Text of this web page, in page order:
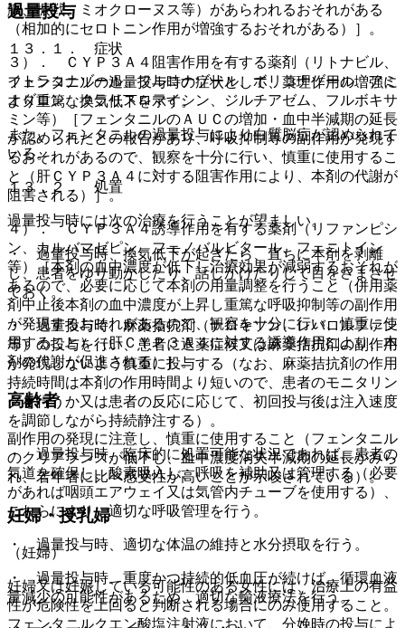
過量投与
１３．１． 症状
フェンタニルの過量投与時の症状として、薬理作用の増強に
より重篤な換気低下を示す。
また、フェンタニルの過量投与により白質脳症が認められて
いる。
１３．２． 処置
過量投与時には次の治療を行うことが望ましい。
・ 過量投与時、換気低下が起きたら、直ちに本剤を剥離
し、患者をゆり動かしたり、話しかけたりして目をさまさせ
ておく。
・ 過量投与時、麻薬拮抗剤（ナロキソン、レバロルファン
等）の投与を行い、患者に退薬症候又は麻薬拮抗剤の副作用
が発現しないよう慎重に投与する（なお、麻薬拮抗剤の作用
持続時間は本剤の作用時間より短いので、患者のモニタリン
グを行うか又は患者の反応に応じて、初回投与後は注入速度
を調節しながら持続静注する）。
・ 過量投与時、臨床的に処置可能な状況であれば、患者の
気道を確保し、酸素吸入し、呼吸を補助又は管理する（必要
があれば咽頭エアウェイ又は気管内チューブを使用する）、
これらにより、適切な呼吸管理を行う。
・ 過量投与時、適切な体温の維持と水分摂取を行う。
・ 過量投与時、重度かつ持続的低血圧が続けば、循環血液
量減少の可能性があるため、適切な輸液療法を行う。
脈、振戦、ミオクローヌス等）があらわれるおそれがある
（相加的にセロトニン作用が増強するおそれがある）］。
３）． ＣＹＰ３Ａ４阻害作用を有する薬剤（リトナビル、
イトラコナゾール、フルコナゾール、ボリコナゾール、アミ
オダロン、クラリスロマイシン、ジルチアゼム、フルボキサ
ミン等）［フェンタニルのＡＵＣの増加・血中半減期の延長
が認められたとの報告があり、呼吸抑制等の副作用が発現す
るおそれがあるので、観察を十分に行い、慎重に使用するこ
と（肝ＣＹＰ３Ａ４に対する阻害作用により、本剤の代謝が
阻害される）］。
４）． ＣＹＰ３Ａ４誘導作用を有する薬剤（リファンピシ
ン、カルバマゼピン、フェノバルビタール、フェニトイン
等）［本剤の血中濃度が低下し治療効果が減弱するおそれが
あるので、必要に応じて本剤の用量調整を行うこと（併用薬
剤中止後本剤の血中濃度が上昇し重篤な呼吸抑制等の副作用
が発現するおそれがあるので、観察を十分に行い、慎重に使
用すること）（肝ＣＹＰ３Ａ４に対する誘導作用により、本
剤の代謝が促進される）］。
高齢者
副作用の発現に注意し、慎重に使用すること（フェンタニル
のクリアランスが低下し、血中濃度消失半減期の延長がみら
れ、若年者に比べ感受性が高いことが示唆されている）。
妊婦・授乳婦
（妊婦）
妊婦又は妊娠している可能性のある女性には、治療上の有益
性が危険性を上回ると判断される場合にのみ使用すること。
フェンタニルクエン酸塩注射液において、分娩時の投与によ